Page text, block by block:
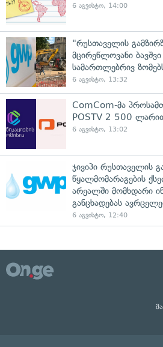
6 აგვისტო, 14:00
"რუსთაველის
მცირეწლოვანი
სამართლებრივ
6 აგვისტო, 13:32
ComCom-მა
POSTV 2 500
6 აგვისტო, 13:02
ჯივიპი რუსთაველის
წყალმომარაგების
არეალში მომხდარი
განცხადებას
6 აგვისტო, 12:40